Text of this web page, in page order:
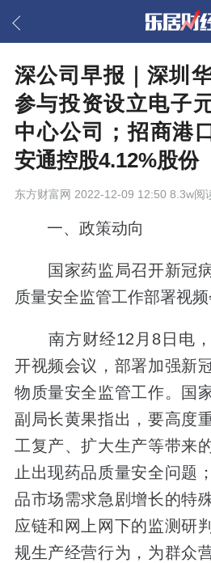
深公司早报｜深圳
参与投资设立电子
中心公司；招商港
安通控股4.12%股份
东方财富网 2022-12-09 12:50 8.3w阅
一、政策动向
国家药监局召开新冠病
质量安全监管工作部署视
南方财经12月8日电，
开视频会议，部署加强新
物质量安全监管工作。国
副局长黄果指出，要高度
工复产、扩大生产等带来
止出现药品质量安全问题
品市场需求急剧增长的特
应链和网上网下的监测研
规生产经营行为，为群众